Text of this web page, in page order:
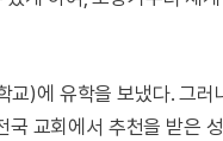
)에 유학을 보냈다. 그러
국 교회에서 추천을 받은